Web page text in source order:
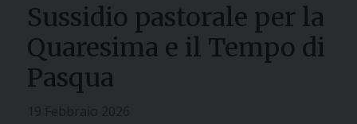
Sussidio pastorale per la
Quaresima e il Tempo di
Pasqua